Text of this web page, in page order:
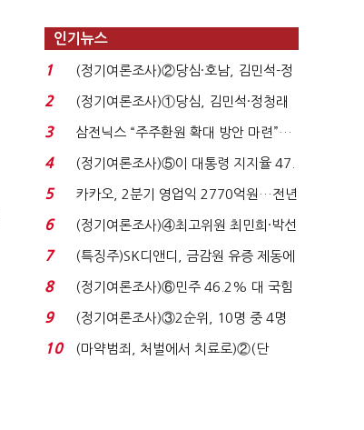
인기뉴스
1
(정기여론조사)②당심·호남, 김민석-정
청래 '초접전'...
2
(정기여론조사)①당심, 김민석·정청래
'초접전'…대통령 ...
3
삼전닉스 “주주환원 확대 방안 마련”…
로이터에 성명...
4
(정기여론조사)⑤이 대통령 지지율 47.
7%…일주일 만에 ...
5
카카오, 2분기 영업익 2770억원…전년
비 36% 증가...
6
(정기여론조사)④최고위원 최민희·박선
원 '양강'…서미...
7
(특징주)SK디앤디, 금감원 유증 제동에
장 초반 상한가...
8
(정기여론조사)⑥민주 46.2% 대 국힘
31.0%…오차범위 밖 ...
9
(정기여론조사)③2순위, 10명 중 4명
'송영길'…정청래 '한 ...
10
(마약범죄, 처벌에서 치료로)②(단